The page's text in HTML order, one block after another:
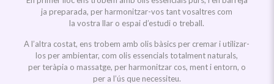
ja preparada, per harmonitzar-vos tant vosaltres com
la vostra llar o espai d’estudi o treball.
A l’altra costat, ens trobem amb olis bàsics per cremar i utilizar-
los per ambientar, com olis essencials totalment naturals,
per teràpia o massatge, per harmonitzar cos, ment i entorn, o
per a l’ús que necessiteu.